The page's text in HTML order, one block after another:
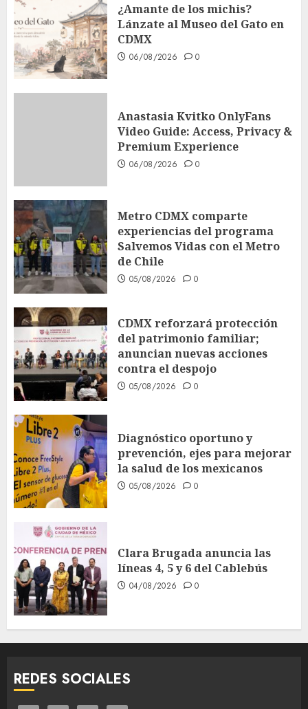
¿Amante de los michis?
Lánzate al Museo del Gato en
CDMX
06/08/2026 0
Anastasia Kvitko OnlyFans
Video Guide: Access, Privacy &
Premium Experience
06/08/2026 0
Metro CDMX comparte
experiencias del programa
Salvemos Vidas con el Metro
de Chile
05/08/2026 0
CDMX reforzará protección
del patrimonio familiar;
anuncian nuevas acciones
contra el despojo
05/08/2026 0
Diagnóstico oportuno y
prevención, ejes para mejorar
la salud de los mexicanos
05/08/2026 0
Clara Brugada anuncia las
líneas 4, 5 y 6 del Cablebús
04/08/2026 0
REDES SOCIALES